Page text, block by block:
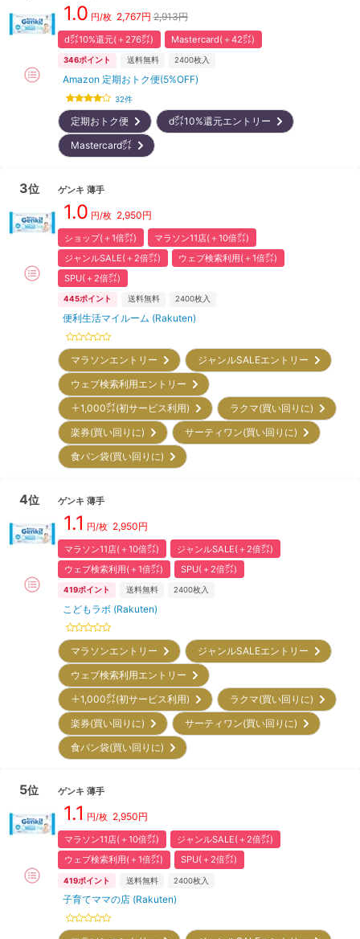
1.0 円/枚 2,767円 2,913円
d㌽10%還元(＋276㌽) Mastercard(＋42㌽)
346ポイント 送料無料 2400枚入
Amazon 定期おトク便(5%OFF)
32件
定期おトク便
d㌽10%還元エントリー
Mastercard㌽
3位 ゲンキ 薄手
1.0 円/枚 2,950円
ショップ(＋1倍㌽)
マラソン11店(＋10倍㌽)
ジャンルSALE(＋2倍㌽)
ウェブ検索利用(＋1倍㌽)
SPU(＋2倍㌽)
445ポイント 送料無料 2400枚入
便利生活マイルーム (Rakuten)
マラソンエントリー
ジャンルSALEエントリー
ウェブ検索利用エントリー
＋1,000㌽(初サービス利用)
ラクマ(買い回りに)
楽券(買い回りに)
サーティワン(買い回りに)
食パン袋(買い回りに)
4位 ゲンキ 薄手
1.1 円/枚 2,950円
マラソン11店(＋10倍㌽)
ジャンルSALE(＋2倍㌽)
ウェブ検索利用(＋1倍㌽)
SPU(＋2倍㌽)
419ポイント 送料無料 2400枚入
こどもラボ (Rakuten)
マラソンエントリー
ジャンルSALEエントリー
ウェブ検索利用エントリー
＋1,000㌽(初サービス利用)
ラクマ(買い回りに)
楽券(買い回りに)
サーティワン(買い回りに)
食パン袋(買い回りに)
5位 ゲンキ 薄手
1.1 円/枚 2,950円
マラソン11店(＋10倍㌽)
ジャンルSALE(＋2倍㌽)
ウェブ検索利用(＋1倍㌽)
SPU(＋2倍㌽)
419ポイント 送料無料 2400枚入
子育てママの店 (Rakuten)